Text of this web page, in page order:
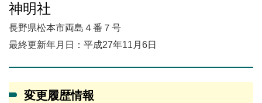
神明社
長野県松本市両島４番７号
最終更新年月日：平成27年11月6日
変更履歴情報